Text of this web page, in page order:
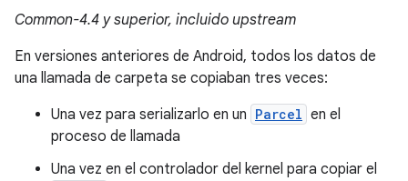
Common-4.4 y superior, incluido upstream
En versiones anteriores de Android, todos los datos de
una llamada de carpeta se copiaban tres veces:
Una vez para serializarlo en un Parcel en el
proceso de llamada
Una vez en el controlador del kernel para copiar el